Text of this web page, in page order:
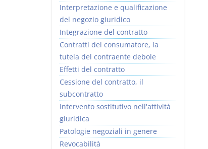
Interpretazione e qualificazione
del negozio giuridico
Integrazione del contratto
Contratti del consumatore, la
tutela del contraente debole
Effetti del contratto
Cessione del contratto, il
subcontratto
Intervento sostitutivo nell'attività
giuridica
Patologie negoziali in genere
Revocabilità